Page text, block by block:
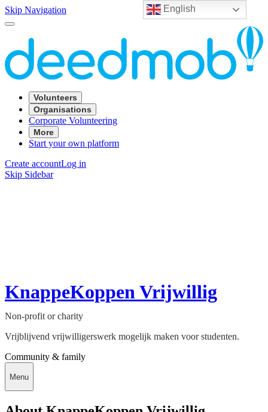
English
Skip Navigation
Volunteers
Organisations
Corporate Volunteering
More
Start your own platform
Create accountLog in
Skip Sidebar
KnappeKoppen Vrijwillig
Non-profit or charity
Vrijblijvend vrijwilligerswerk mogelijk maken voor studenten.
Community & family
Menu